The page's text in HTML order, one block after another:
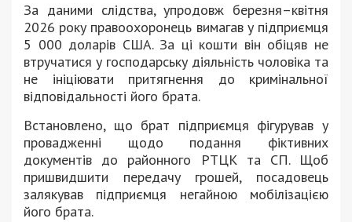
За даними слідства, упродовж березня–квітня
2026 року правоохоронець вимагав у підприємця
5 000 доларів США. За ці кошти він обіцяв не
втручатися у господарську діяльність чоловіка та
не ініціювати притягнення до кримінальної
відповідальності його брата.
Встановлено, що брат підприємця фігурував у
провадженні щодо подання фіктивних
документів до районного РТЦК та СП. Щоб
пришвидшити передачу грошей, посадовець
залякував підприємця негайною мобілізацією
його брата.